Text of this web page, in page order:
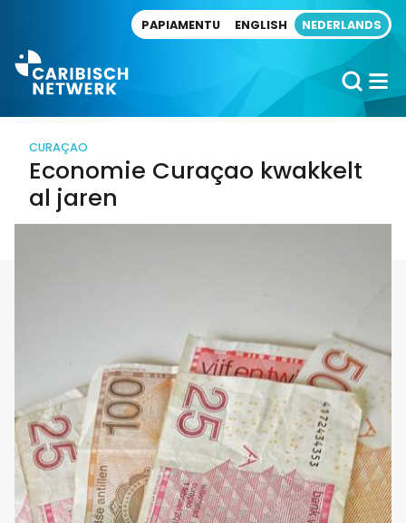
PAPIAMENTU ENGLISH NEDERLANDS
CURAÇAO
Economie Curaçao kwakkelt
al jaren